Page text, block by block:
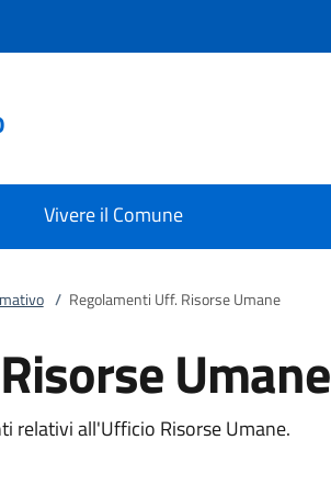
Vivere il Comune
/ Regolamenti Uff. Risorse Umane
Umane
relativi all'Ufficio Risorse Umane.